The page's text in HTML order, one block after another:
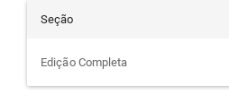
Seção
Edição Completa